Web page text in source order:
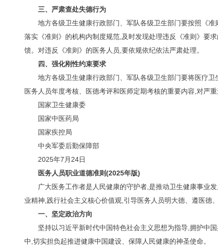
三、严肃查处失德行为
地方各级卫生健康行政部门、军队各级卫生部门要按照《
落实《准则》的机构内制度规范,及时发现处理违反《准则》要
馈。对违反《准则》的医务人员,要依规依纪依法严肃处理。
四、强化刚性约束要求
地方各级卫生健康行政部门、军队各级卫生部门要将医疗
医务人员年度考核、医德考评和医师定期考核的重要内容,对严
国家卫生健康委
国家中医药局
国家疾控局
中央军委后勤保障部
2025年7月24日
医务人员职业道德准则(2025年版)
广大医务工作者是人民健康的守护者,是推动卫生健康事业
业精神,践行社会主义核心价值观,引导医务人员明大德、遵医德
一、坚定政治方向
坚持以习近平新时代中国特色社会主义思想为指导,拥护中
中,切实担负起推进健康中国建设、保障人民健康的神圣使命。